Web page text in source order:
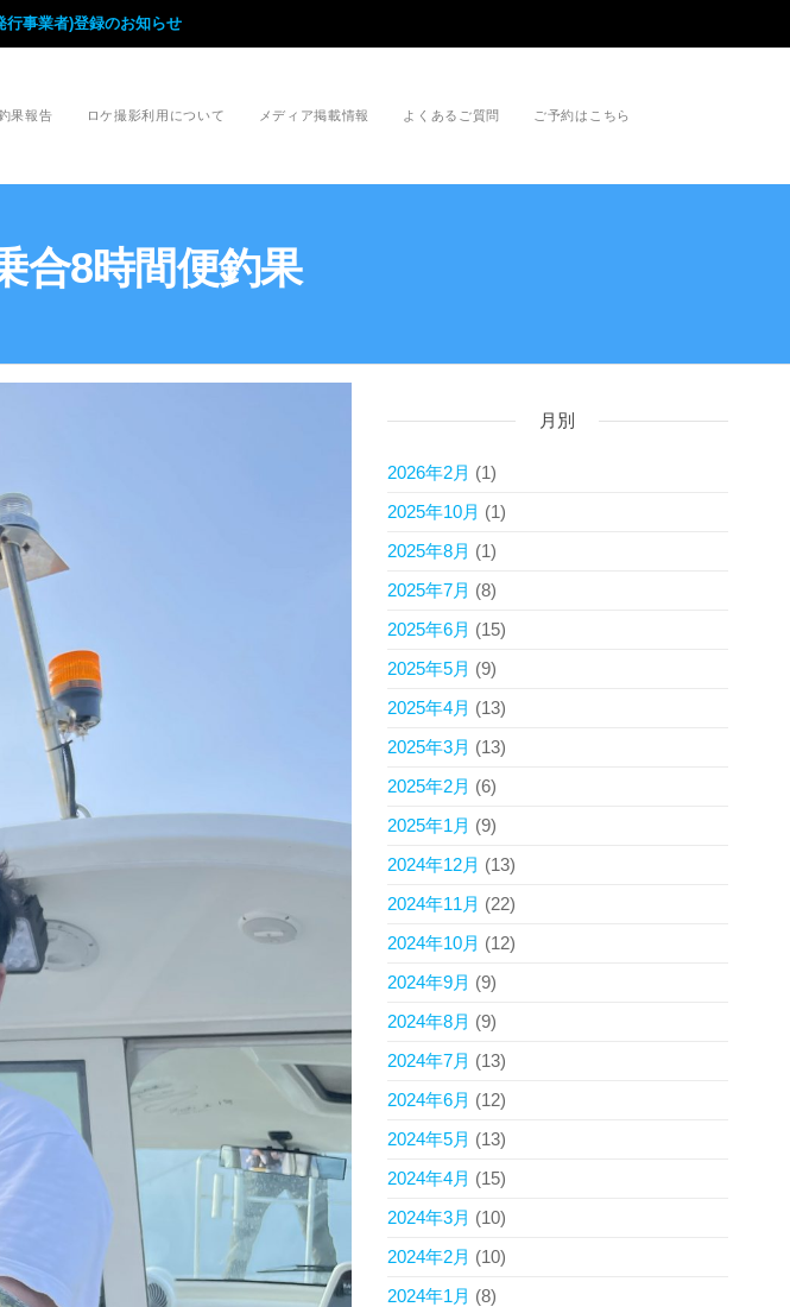
行事業者)登録のお知らせ
果報告 ロケ撮影利用について メディア掲載情報 よくあるご質問 ご予約はこちら
合8時間便釣果
月別
2026年2月 (1)
2025年10月 (1)
2025年8月 (1)
2025年7月 (8)
2025年6月 (15)
2025年5月 (9)
2025年4月 (13)
2025年3月 (13)
2025年2月 (6)
2025年1月 (9)
2024年12月 (13)
2024年11月 (22)
2024年10月 (12)
2024年9月 (9)
2024年8月 (9)
2024年7月 (13)
2024年6月 (12)
2024年5月 (13)
2024年4月 (15)
2024年3月 (10)
2024年2月 (10)
2024年1月 (8)